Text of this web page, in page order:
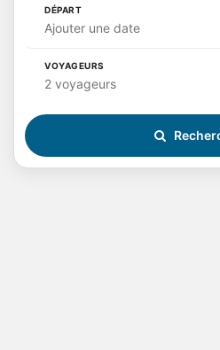
DÉPART
Ajouter une date
VOYAGEURS
2 voyageurs